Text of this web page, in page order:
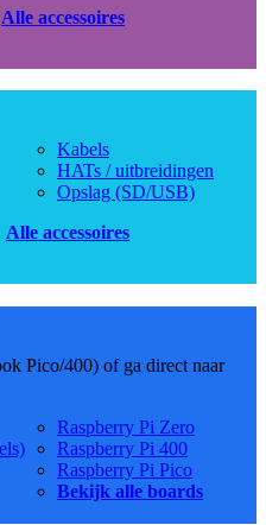
Alle accessoires
Kabels
HATs / uitbreidingen
Opslag (SD/USB)
Alle accessoires
Pico/400) of ga direct naar
Raspberry Pi Zero
Raspberry Pi 400
Raspberry Pi Pico
Bekijk alle boards